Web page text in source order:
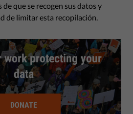
que se recogen sus datos y
de limitar esta recopilación.
work protecting your
data
DONATE